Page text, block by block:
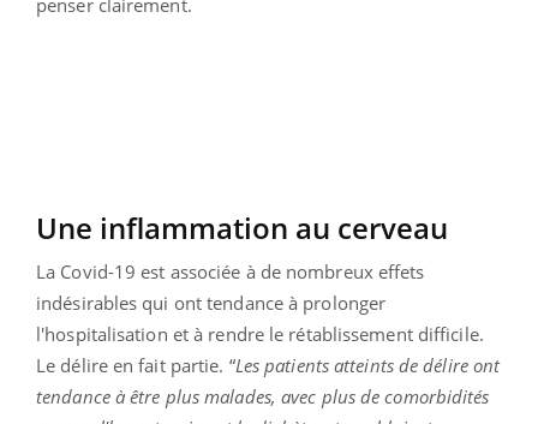
penser clairement.
Une inflammation au cerveau
La Covid-19 est associée à de nombreux effets
indésirables qui ont tendance à prolonger
l'hospitalisation et à rendre le rétablissement difficile.
Le délire en fait partie. “Les patients atteints de délire ont
tendance à être plus malades, avec plus de comorbidités